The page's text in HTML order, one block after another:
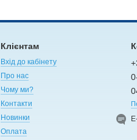
Клієнтам
Вхід до кабінету
Про нас
Чому ми?
Контакти
Новинки
Оплата